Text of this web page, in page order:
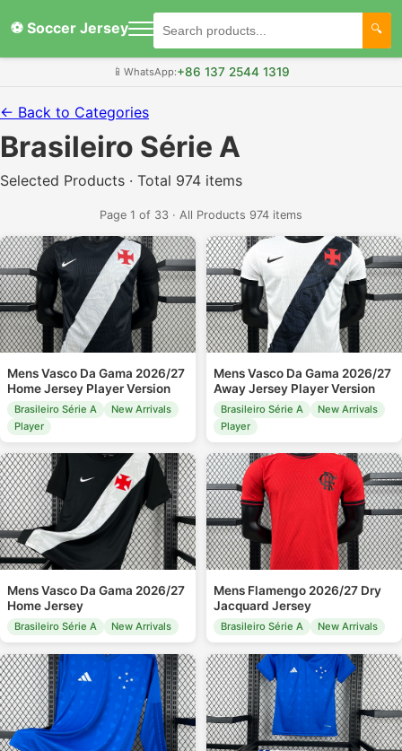
⚽ Soccer Jersey
📱 WhatsApp:+86 137 2544 1319
← Back to Categories
Brasileiro Série A
Selected Products · Total 974 items
Page 1 of 33 · All Products 974 items
Mens Vasco Da Gama 2026/27
Home Jersey Player Version
Brasileiro Série A
New Arrivals
Player
Mens Vasco Da Gama 2026/27
Away Jersey Player Version
Brasileiro Série A
New Arrivals
Player
Mens Vasco Da Gama 2026/27
Home Jersey
Brasileiro Série A New Arrivals
Mens Flamengo 2026/27 Dry
Jacquard Jersey
Brasileiro Série A New Arrivals